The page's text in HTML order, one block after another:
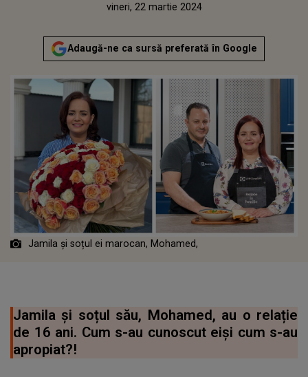
Publicat:
vineri, 22 martie 2024
Adaugă-ne ca sursă preferată în Google
Jamila și soțul ei marocan, Mohamed,
Jamila și soțul său, Mohamed, au o relație
de 16 ani. Cum s-au cunoscut eişi cum s-au
apropiat?!